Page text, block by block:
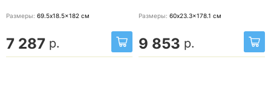
Размеры: 69.5x18.5x182 см
7 287 р.
Размеры: 60x23.3x178.1 см
9 853 р.